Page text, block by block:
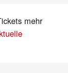
mehr